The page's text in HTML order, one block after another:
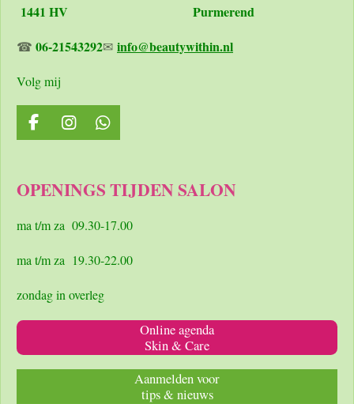
1441 HV Purmerend
☎ 06-21543292✉ info@beautywithin.nl
Volg mij
F
a
b
o
I
n
a
r
m
W
h
s
p
OPENINGS TIJDEN SALON
ma t/m za 09.30-17.00
ma t/m za 19.30-22.00
zondag in overleg
Online agenda
Skin & Care
Aanmelden voor
tips & nieuws